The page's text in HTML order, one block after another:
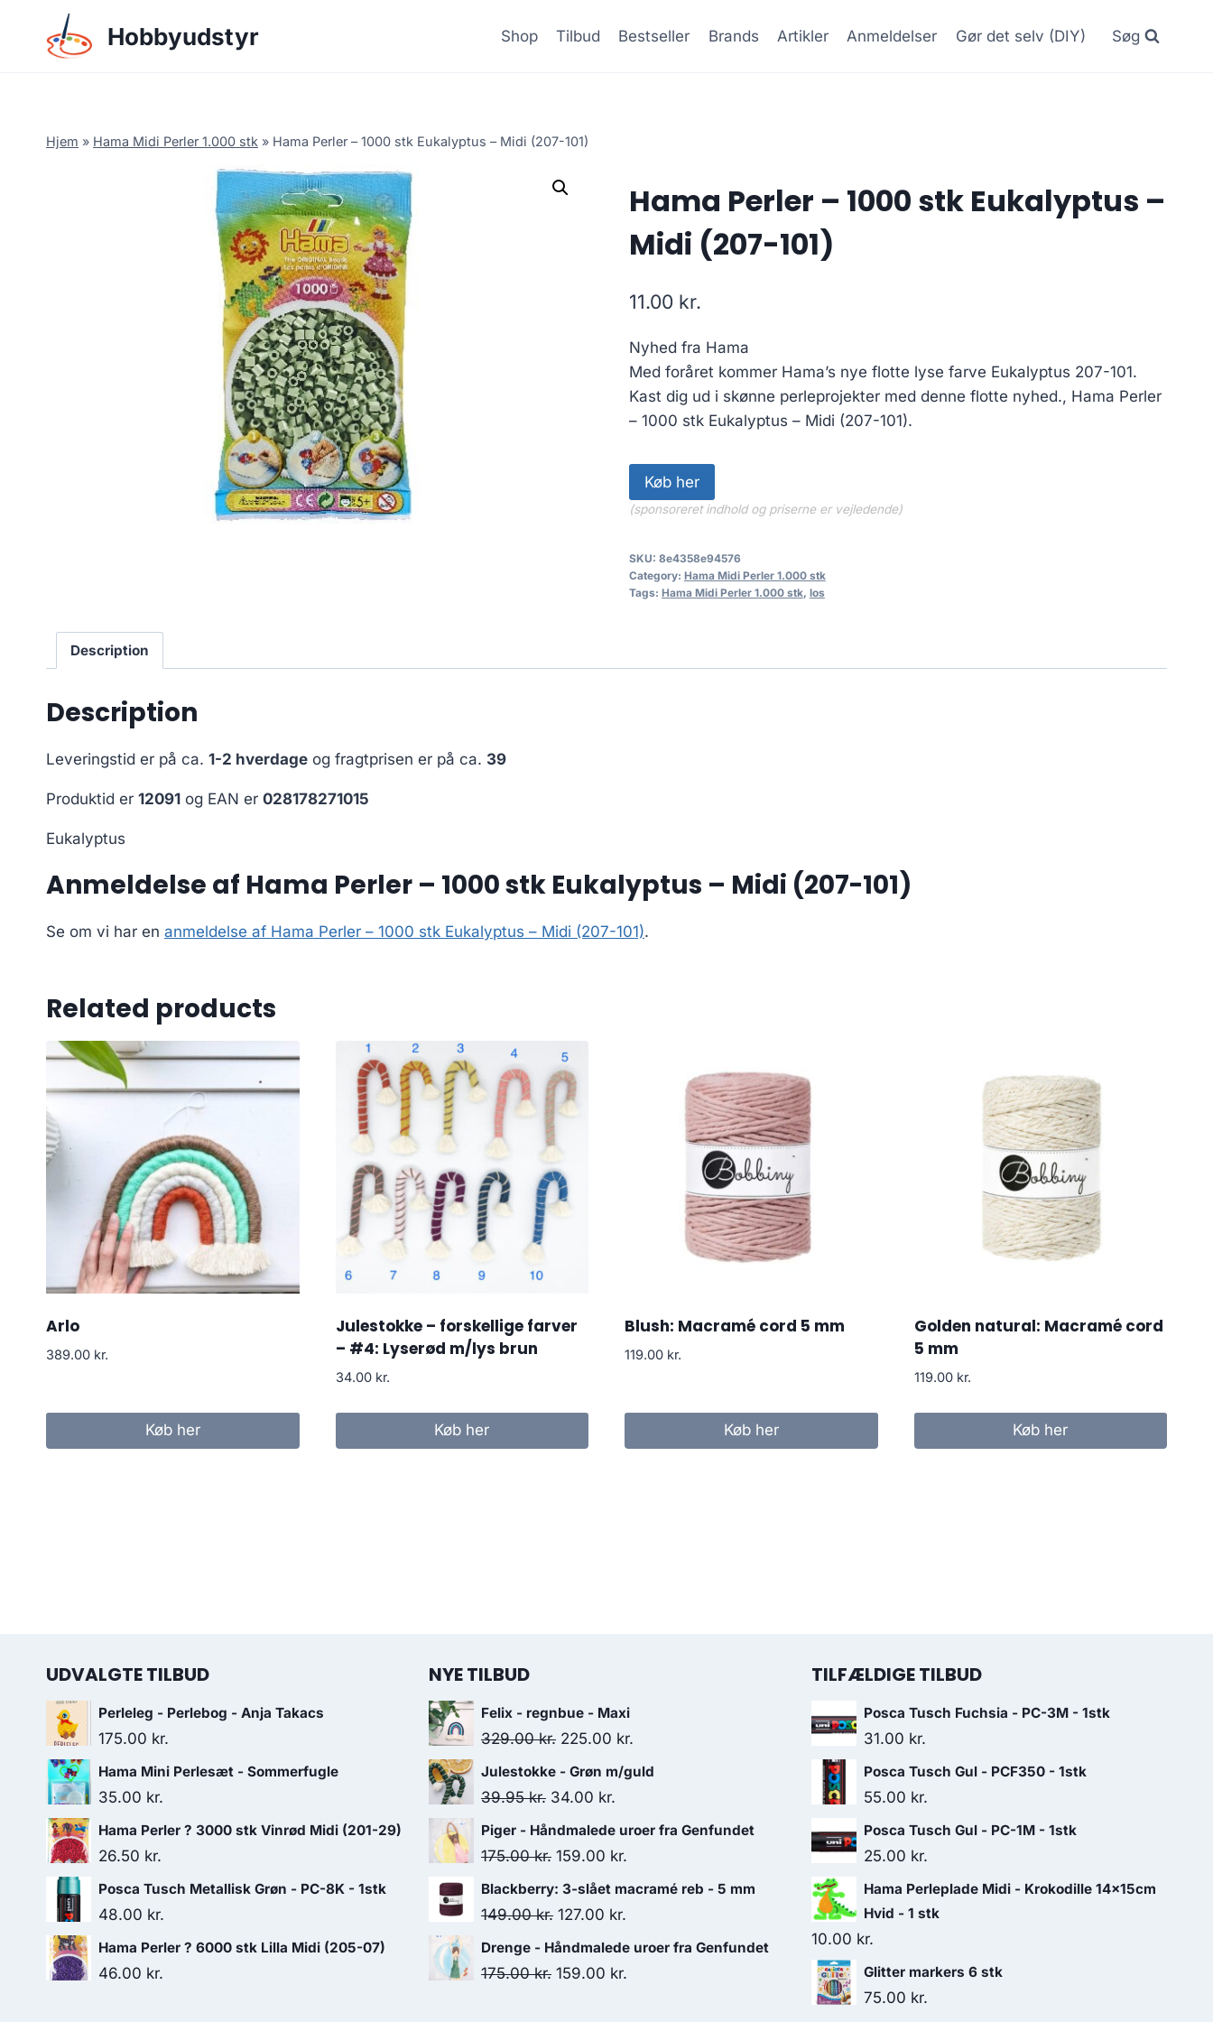
content
Hobbyudstyr Shop Tilbud Bestseller Brands Artikler Anmeldelser Gør det selv (DIY) Søg
Hjem » Hama Midi Perler 1.000 stk » Hama Perler – 1000 stk Eukalyptus – Midi (207-101)
Hama Perler – 1000 stk Eukalyptus –
Midi (207-101)
11.00 kr.
Nyhed fra Hama
Med foråret kommer Hama’s nye flotte lyse farve Eukalyptus 207-101.
Kast dig ud i skønne perleprojekter med denne flotte nyhed., Hama Perler
– 1000 stk Eukalyptus – Midi (207-101).
Køb her
(sponsoreret indhold og priserne er vejledende)
SKU: 8e4358e94576
Category: Hama Midi Perler 1.000 stk
Tags: Hama Midi Perler 1.000 stk, los
Description
Description
Leveringstid er på ca. 1-2 hverdage og fragtprisen er på ca. 39
Produktid er 12091 og EAN er 028178271015
Eukalyptus
Anmeldelse af Hama Perler – 1000 stk Eukalyptus – Midi (207-101)
Se om vi har en anmeldelse af Hama Perler – 1000 stk Eukalyptus – Midi (207-101).
Related products
Arlo
389.00 kr.
Køb her
Julestokke – forskellige farver
– #4: Lyserød m/lys brun
34.00 kr.
Køb her
Blush: Macramé cord 5 mm
119.00 kr.
Køb her
Golden natural: Macramé cord
5 mm
119.00 kr.
Køb her
UDVALGTE TILBUD
Perleleg - Perlebog - Anja Takacs
175.00 kr.
Hama Mini Perlesæt - Sommerfugle
35.00 kr.
Hama Perler ? 3000 stk Vinrød Midi (201-29)
26.50 kr.
Posca Tusch Metallisk Grøn - PC-8K - 1stk
48.00 kr.
Hama Perler ? 6000 stk Lilla Midi (205-07)
46.00 kr.
NYE TILBUD
Felix - regnbue - Maxi
329.00kr. 225.00 kr.
Julestokke - Grøn m/guld
39.95kr. 34.00 kr.
Piger - Håndmalede uroer fra Genfundet
175.00kr. 159.00 kr.
Blackberry: 3-slået macramé reb - 5 mm
149.00kr. 127.00 kr.
Drenge - Håndmalede uroer fra Genfundet
175.00kr. 159.00 kr.
TILFÆLDIGE TILBUD
Posca Tusch Fuchsia - PC-3M - 1stk
31.00 kr.
Posca Tusch Gul - PCF350 - 1stk
55.00 kr.
Posca Tusch Gul - PC-1M - 1stk
25.00 kr.
Hama Perleplade Midi - Krokodille 14x15cm
Hvid - 1 stk
10.00 kr.
Glitter markers 6 stk
75.00 kr.